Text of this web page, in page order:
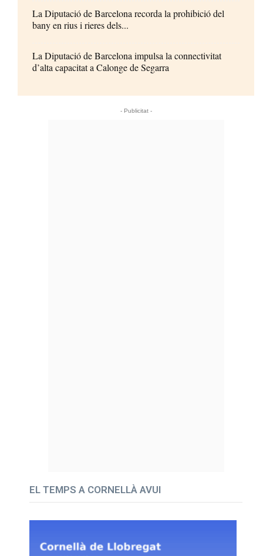
La Diputació de Barcelona recorda la prohibició del
bany en rius i rieres dels...
La Diputació de Barcelona impulsa la connectivitat
d’alta capacitat a Calonge de Segarra
- Publicitat -
EL TEMPS A CORNELLÀ AVUI